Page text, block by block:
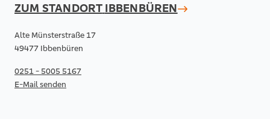
ZUM STANDORT IBBENBÜREN
Alte Münsterstraße 17
49477 Ibbenbüren
0251 - 5005 5167
E-Mail senden